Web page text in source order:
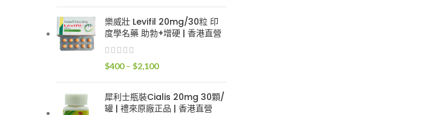
範
圍：
$2,000
樂威壯 Levifil 20mg/30粒 印
度學名藥 助勃+增硬 | 香港直營
$400 – $2,100價
範
圍：
犀利士瓶裝Cialis 20mg 30顆/
罐 | 禮來原廠正品 | 香港直營